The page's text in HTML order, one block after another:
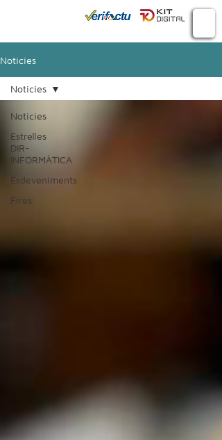
Noticies
Noticies
Estrelles
DIR-
INFORMÀTICA
Esdeveniments
Fires
Noticies